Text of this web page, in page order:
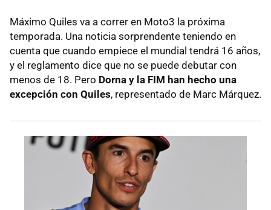
Máximo Quiles va a correr en Moto3 la próxima
temporada. Una noticia sorprendente teniendo en
cuenta que cuando empiece el mundial tendrá 16 años,
y el reglamento dice que no se puede debutar con
menos de 18. Pero Dorna y la FIM han hecho una
excepción con Quiles, representado de Marc Márquez.